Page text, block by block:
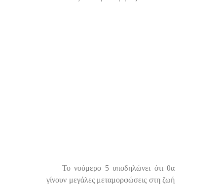
Το νούμερο 5 υποδηλώνει ότι θα
γίνουν μεγάλες μεταμορφώσεις στη ζωή